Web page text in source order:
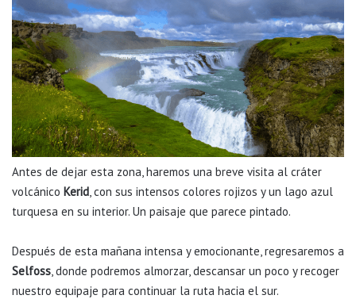
Antes de dejar esta zona, haremos una breve visita al cráter
volcánico Kerid, con sus intensos colores rojizos y un lago azul
turquesa en su interior. Un paisaje que parece pintado.
Después de esta mañana intensa y emocionante, regresaremos a
Selfoss, donde podremos almorzar, descansar un poco y recoger
nuestro equipaje para continuar la ruta hacia el sur.